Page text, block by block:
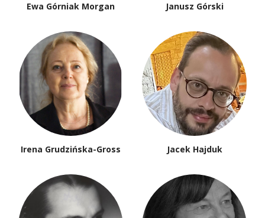
Ewa Górniak Morgan Janusz Górski
Irena Grudzińska-Gross Jacek Hajduk